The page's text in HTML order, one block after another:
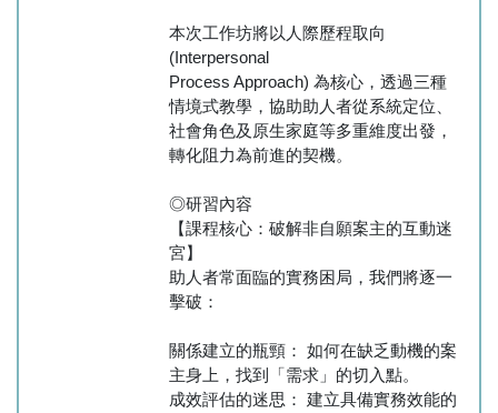
本次工作坊將以人際歷程取向
(Interpersonal
Process Approach) 為核心，透過三種
情境式教學，協助助人者從系統定位、
社會角色及原生家庭等多重維度出發，
轉化阻力為前進的契機。
◎研習內容
【課程核心：破解非自願案主的互動迷
宮】
助人者常面臨的實務困局，我們將逐一
擊破：
關係建立的瓶頸： 如何在缺乏動機的案
主身上，找到「需求」的切入點。
成效評估的迷思： 建立具備實務效能的